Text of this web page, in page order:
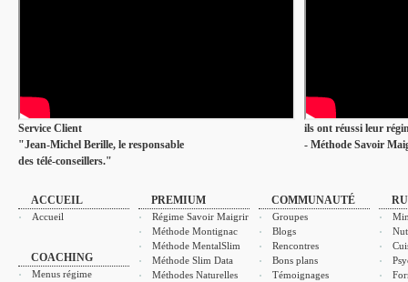
Service Client
"Jean-Michel Berille, le responsable
des télé-conseillers."
ils ont réussi leur
- Méthode Savoir
ACCUEIL
Accueil
COACHING
Menus régime
PREMIUM
Régime Savoir Maigrir
Méthode Montignac
Méthode MentalSlim
Méthode Slim Data
Méthodes Naturelles
COMMUNAUTÉ
Groupes
Blogs
Rencontres
Bons plans
Témoignages